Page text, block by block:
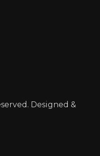
Designed &